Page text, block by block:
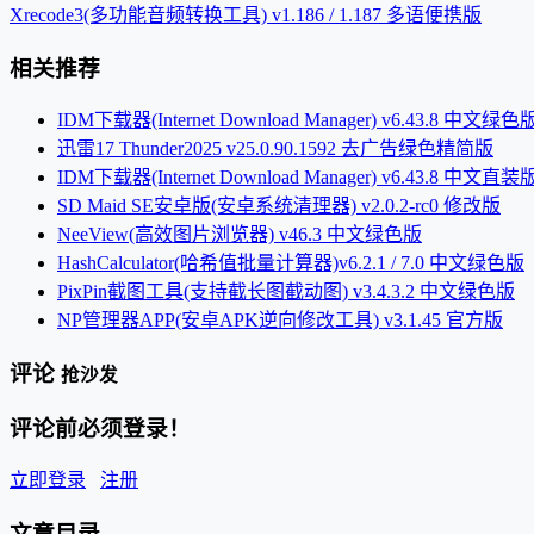
Xrecode3(多功能音频转换工具) v1.186 / 1.187 多语便携版
相关推荐
IDM下载器(Internet Download Manager) v6.43.8 中文绿色
迅雷17 Thunder2025 v25.0.90.1592 去广告绿色精简版
IDM下载器(Internet Download Manager) v6.43.8 中文直装
SD Maid SE安卓版(安卓系统清理器) v2.0.2-rc0 修改版
NeeView(高效图片浏览器) v46.3 中文绿色版
HashCalculator(哈希值批量计算器)v6.2.1 / 7.0 中文绿色版
PixPin截图工具(支持截长图截动图) v3.4.3.2 中文绿色版
NP管理器APP(安卓APK逆向修改工具) v3.1.45 官方版
评论 抢沙发
评论前必须登录！
立即登录 注册